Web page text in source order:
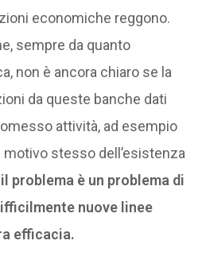
economiche reggono.
sempre da quanto
non è ancora chiaro se la
da queste banche dati
attività, ad esempio
motivo stesso dell’esistenza
il problema è un problema di
nuove linee
efficacia.